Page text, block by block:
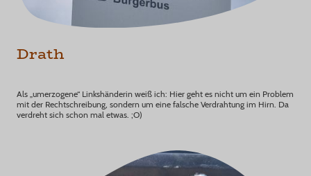
Drath
Als „umerzogene“ Linkshänderin weiß ich: Hier geht es nicht um ein Problem
mit der Rechtschreibung, sondern um eine falsche Verdrahtung im Hirn. Da
verdreht sich schon mal etwas. ;O)